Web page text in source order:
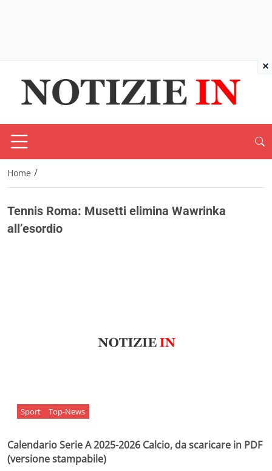
Home /
Tennis Roma: Musetti elimina Wawrinka
all’esordio
Sport Top-News
Calendario Serie A 2025-2026 Calcio, da scaricare in PDF
(versione stampabile)
×